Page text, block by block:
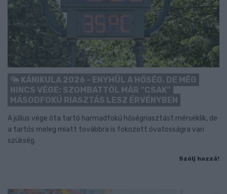
KÁNIKULA 2026 - ENYHÜL A HŐSÉG, DE MÉG
NINCS VÉGE: SZOMBATTÓL MÁR “CSAK”
MÁSODFOKÚ RIASZTÁS LESZ ÉRVÉNYBEN
A július vége óta tartó harmadfokú hőségriasztást mérséklik, de
a tartós meleg miatt továbbra is fokozott óvatosságra van
szükség.
Szólj hozzá!